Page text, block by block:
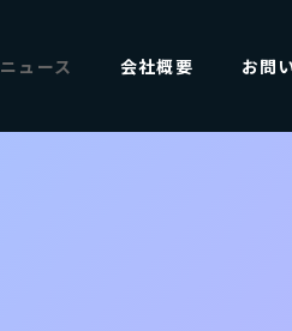
ニュース 会社概要 お問